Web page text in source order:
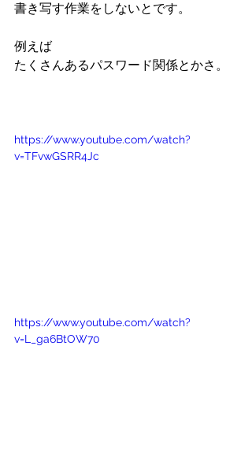
書き写す作業をしないとです。
例えば
たくさんあるパスワード関係とかさ。
https://www.youtube.com/watch?
v=TFvwGSRR4Jc
https://www.youtube.com/watch?
v=L_ga6BtOW70